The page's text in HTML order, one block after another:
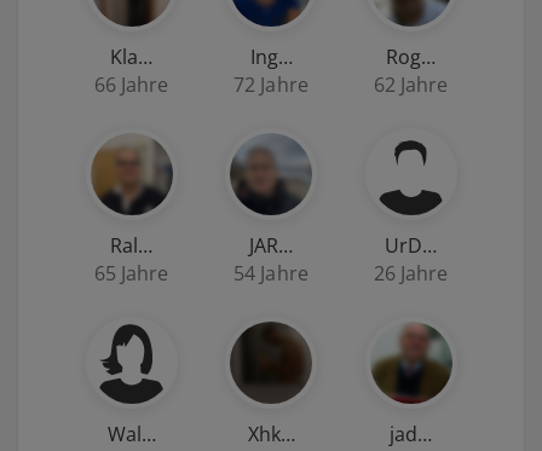
Kla…
66 Jahre
Ing…
72 Jahre
Rog…
62 Jahre
Ral…
65 Jahre
JAR…
54 Jahre
UrD…
26 Jahre
Wal…
Xhk…
jad…